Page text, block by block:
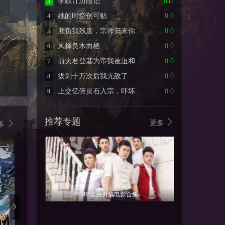
0.0
4
她的时空创可贴
0.0
5
欺负我残废，宗师归来你..
0.0
6
凤择良木而栖
0.0
7
前夫君登基为帝我被迫和..
0.0
8
拔剑十万次后我无敌了
0.0
9 上交亿倍灵石入宗，吓坏..
更多
推荐专题
MB卖身男孩电影合集